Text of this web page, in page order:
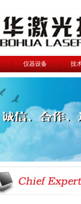
仪器设备 技